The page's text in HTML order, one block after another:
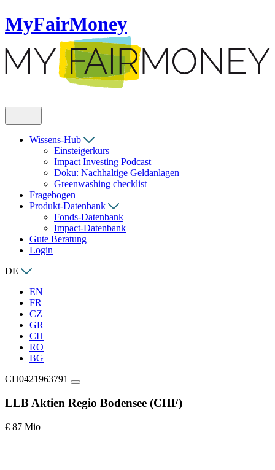
MyFairMoney
Wissens-Hub
Einsteigerkurs
Impact Investing Podcast
Doku: Nachhaltige Geldanlagen
Greenwashing checklist
Fragebogen
Produkt-Datenbank
Fonds-Datenbank
Impact-Datenbank
Gute Beratung
Login
DE
EN
FR
CZ
GR
CH
RO
BG
CH0421963791
LLB Aktien Regio Bodensee (CHF)
€ 87 Mio